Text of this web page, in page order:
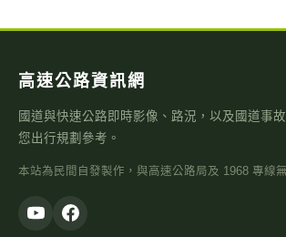
高速公路資訊網
國道與快速公路即時影像、路況，以及國道事
您出行規劃參考。
本站為民間自發製作，與高速公路局及 1968 專線無